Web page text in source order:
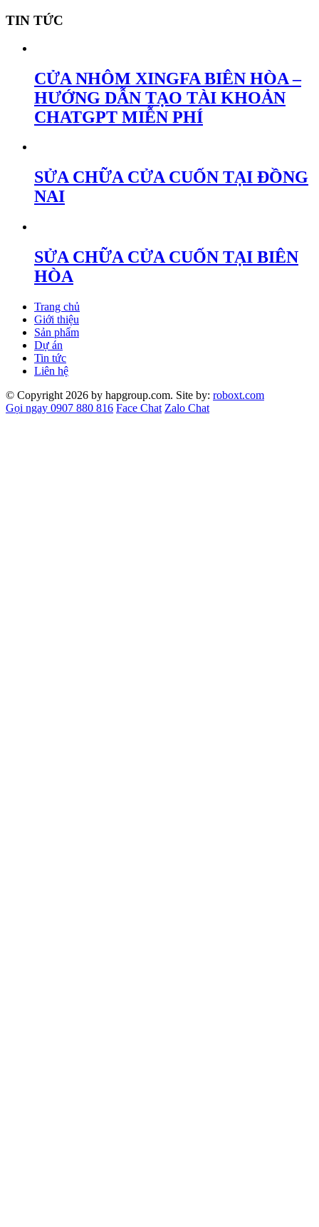
TIN TỨC
CỬA NHÔM XINGFA BIÊN HÒA –
HƯỚNG DẪN TẠO TÀI KHOẢN
CHATGPT MIỄN PHÍ
SỬA CHỮA CỬA CUỐN TẠI ĐỒNG
NAI
SỬA CHỮA CỬA CUỐN TẠI BIÊN
HÒA
Trang chủ
Giới thiệu
Sản phẩm
Dự án
Tin tức
Liên hệ
© Copyright 2026 by hapgroup.com. Site by: roboxt.com
Gọi ngay 0907 880 816 Face Chat Zalo Chat